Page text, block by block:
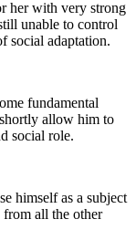
her with very strong
unable to control
social adaptation.
fundamental
allow him to
social role.
himself as a subject
from all the other